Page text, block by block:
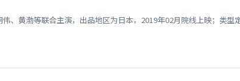
、黄渤等联合主演，出品地区为日本，2019年02月院线上映；类